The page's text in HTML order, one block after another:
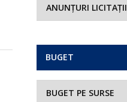
ANUNȚURI LICITAȚII
BUGET
BUGET PE SURSE